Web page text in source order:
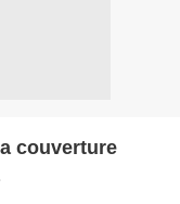
couverture